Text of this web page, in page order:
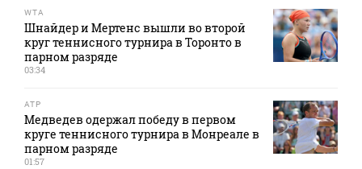
WTA
Шнайдер и Мертенс вышли во второй
круг теннисного турнира в Торонто в
парном разряде
03:34
ATP
Медведев одержал победу в первом
круге теннисного турнира в Монреале в
парном разряде
01:57